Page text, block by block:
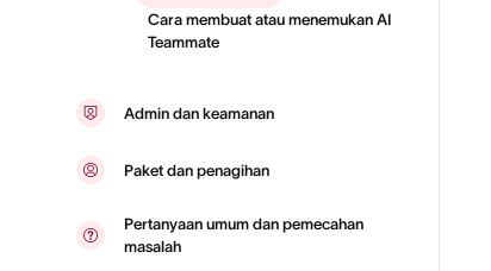
Cara membuat atau menemukan AI
Teammate
Admin dan keamanan
Paket dan penagihan
Pertanyaan umum dan pemecahan
masalah